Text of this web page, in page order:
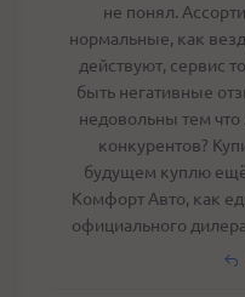
не понял.
нормальные, как
действуют, сервис
быть негативные
недовольны тем что
конкурентов?
будущем куплю
Комфорт Авто, как
официального